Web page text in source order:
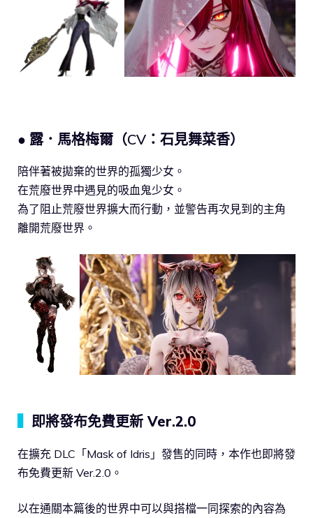
● 露．馬格梅爾（CV：石見舞菜香）
陪伴著被拋棄的世界的孤獨少女。
在荒廢世界中遇見的吸血鬼少女。
為了阻止荒廢世界擴大而行動，並警告再次見到的主角
離開荒廢世界。
即將發布免費更新 Ver.2.0
在擴充 DLC「Mask of Idris」發售的同時，本作也即將發
布免費更新 Ver.2.0。
以在通關本篇後的世界中可以與搭檔一同探索的內容為